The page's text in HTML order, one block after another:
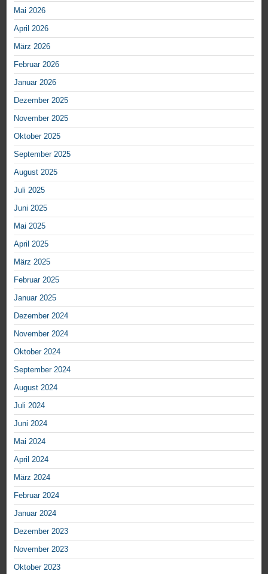
Mai 2026
April 2026
März 2026
Februar 2026
Januar 2026
Dezember 2025
November 2025
Oktober 2025
September 2025
August 2025
Juli 2025
Juni 2025
Mai 2025
April 2025
März 2025
Februar 2025
Januar 2025
Dezember 2024
November 2024
Oktober 2024
September 2024
August 2024
Juli 2024
Juni 2024
Mai 2024
April 2024
März 2024
Februar 2024
Januar 2024
Dezember 2023
November 2023
Oktober 2023